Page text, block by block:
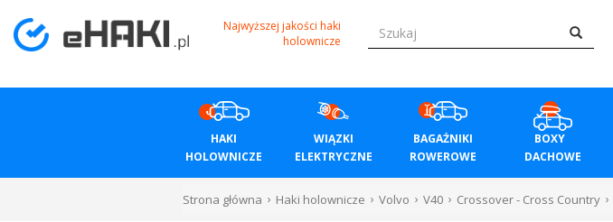
Menu
Najwyższej jakości haki
holownicze
HAKI
HOLOWNICZE
WIĄZKI
ELEKTRYCZNE
BAGAŻNIKI
ROWEROWE
BOXY
DACHOWE
Strona główna Haki holownicze Volvo V40 Crossover - Cross Country